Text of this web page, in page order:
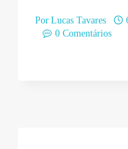
Por Lucas Tavares
0 Comentários